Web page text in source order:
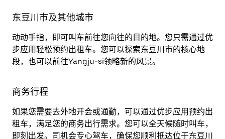
东豆川市及其他城市
动动手指，即可叫车前往您向往的目的地。您只需通过优
步应用轻松预约出租车。您可以探索东豆川市的核心地
段，也可以前往Yangju-si领略新的风景。
商务行程
如果您需要去外地开会或通勤，可以通过优步应用预约出
租车，满足您的商务出行需求。您可以全天候随时叫车，
即刻出发。司机会专心驾车，确保您顺利抵达位于东豆川